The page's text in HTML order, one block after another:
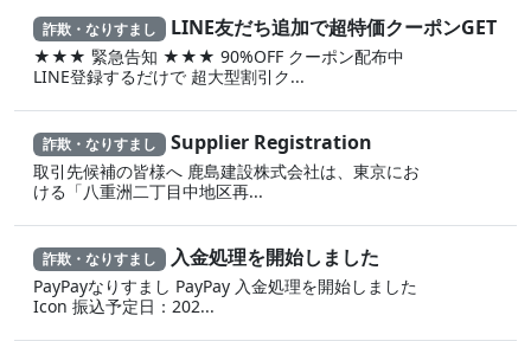
詐欺・なりすまし LINE友だち追加で超特価クーポンGET
★★★ 緊急告知 ★★★ 90%OFF クーポン配布中
LINE登録するだけで 超大型割引ク...
詐欺・なりすまし Supplier Registration
取引先候補の皆様へ 鹿島建設株式会社は、東京にお
ける「八重洲二丁目中地区再...
詐欺・なりすまし 入金処理を開始しました
PayPayなりすまし PayPay 入金処理を開始しました
Icon 振込予定日：202...